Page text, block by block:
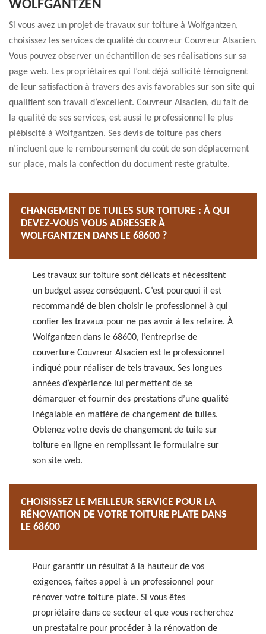
WOLFGANTZEN
Si vous avez un projet de travaux sur toiture à Wolfgantzen,
choisissez les services de qualité du couvreur Couvreur Alsacien.
Vous pouvez observer un échantillon de ses réalisations sur sa
page web. Les propriétaires qui l’ont déjà sollicité témoignent
de leur satisfaction à travers des avis favorables sur son site qui
qualifient son travail d’excellent. Couvreur Alsacien, du fait de
la qualité de ses services, est aussi le professionnel le plus
plébiscité à Wolfgantzen. Ses devis de toiture pas chers
n’incluent que le remboursement du coût de son déplacement
sur place, mais la confection du document reste gratuite.
CHANGEMENT DE TUILES SUR TOITURE : À QUI
DEVEZ-VOUS VOUS ADRESSER À
WOLFGANTZEN DANS LE 68600 ?
Les travaux sur toiture sont délicats et nécessitent
un budget assez conséquent. C’est pourquoi il est
recommandé de bien choisir le professionnel à qui
confier les travaux pour ne pas avoir à les refaire. À
Wolfgantzen dans le 68600, l’entreprise de
couverture Couvreur Alsacien est le professionnel
indiqué pour réaliser de tels travaux. Ses longues
années d’expérience lui permettent de se
démarquer et fournir des prestations d’une qualité
inégalable en matière de changement de tuiles.
Obtenez votre devis de changement de tuile sur
toiture en ligne en remplissant le formulaire sur
son site web.
CHOISISSEZ LE MEILLEUR SERVICE POUR LA
RÉNOVATION DE VOTRE TOITURE PLATE DANS
LE 68600
Pour garantir un résultat à la hauteur de vos
exigences, faites appel à un professionnel pour
rénover votre toiture plate. Si vous êtes
propriétaire dans ce secteur et que vous recherchez
un prestataire pour procéder à la rénovation de